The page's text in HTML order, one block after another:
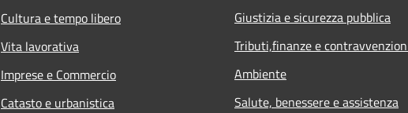
Cultura e tempo libero
Vita lavorativa
Imprese e Commercio
Catasto e urbanistica
Giustizia e sicurezza pubblica
Tributi,finanze e
Ambiente
Salute, benessere e assistenza